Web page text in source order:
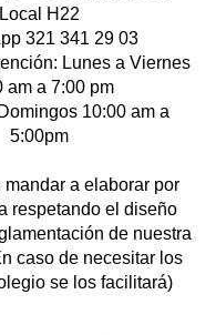
Local H22
321 341 29 03
Lunes a Viernes
am a 7:00 pm
10:00 am a
5:00pm
a elaborar por
respetando el diseño
de nuestra
caso de necesitar los
se los facilitará)